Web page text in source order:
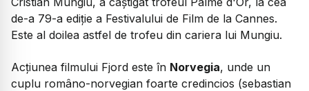
de-a 79-a ediție a Festivalului de Film de la Cannes.
Este al doilea astfel de trofeu din cariera lui Mungiu.
Acțiunea filmului Fjord este în Norvegia, unde un
cuplu româno-norvegian foarte credincios (sebastian